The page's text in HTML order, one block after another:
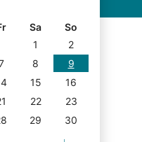
Sa
So
1
2
8
9
15
16
22
23
29
30